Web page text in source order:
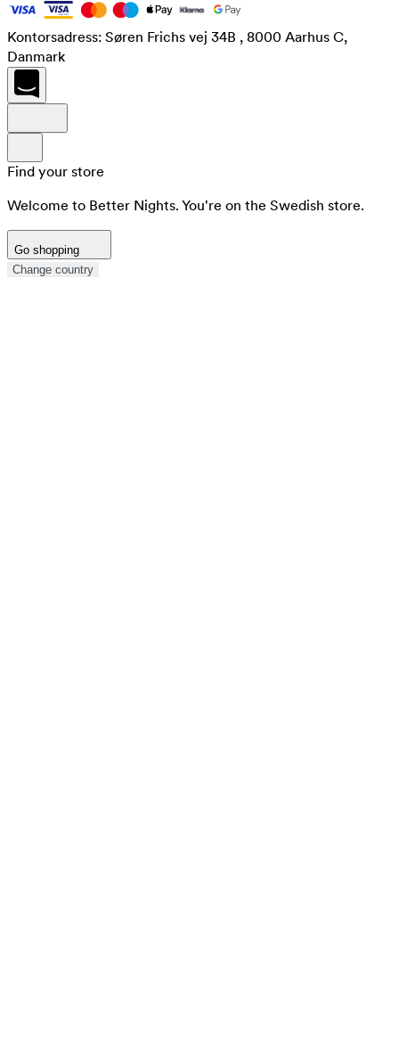
Kontorsadress: Søren Frichs vej 34B , 8000 Aarhus C,
Danmark
Find your store
Welcome to Better Nights. You're on the Swedish store.
Go shopping
Change country